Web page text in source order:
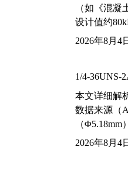
（如《混
设计值约
2026年8月4
1/4-36UNS-
本文详细解
数据来源（
（
2026年8月4